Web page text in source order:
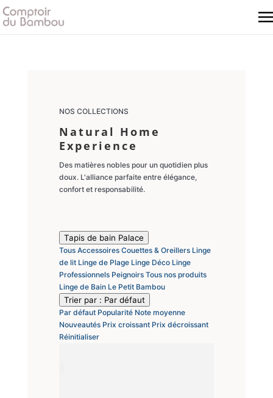
NOS COLLECTIONS
Natural Home
Experience
Des matières nobles pour un quotidien plus
doux. L'alliance parfaite entre élégance,
confort et responsabilité.
Tapis de bain Palace
Tous Accessoires Couettes & Oreillers Linge
de lit Linge de Plage Linge Déco Linge
Professionnels Peignoirs Tous nos produits
Linge de Bain Le Petit Bambou
Trier par : Par défaut
Par défaut Popularité Note moyenne
Nouveautés Prix croissant Prix décroissant
Réinitialiser